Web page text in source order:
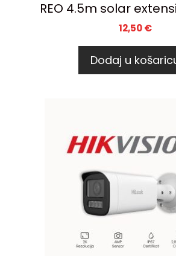
REO 4.5m solar
12,50€
Dodaj u